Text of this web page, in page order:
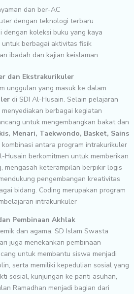
dan ber-AC
dengan teknologi terbaru
dengan koleksi buku yang kaya
berbagai aktivitas fisik
ibadah dan kajian keislaman
dan Ekstrakurikuler
unggulan yang masuk ke dalam
di SDI Al-Husain. Selain pelajaran
berbagai kegiatan
untuk mengembangkan bakat dan
Menari, Taekwondo, Basket, Sains
kombinasi antara program intrakurikuler
Husain berkomitmen untuk memberikan
mengasah keterampilan berpikir logis
pengembangan kreativitas
bidang. Coding merupakan program
intrakurikuler
Pembinaan Akhlak
dan agama, SD Islam Swasta
juga menekankan pembinaan
untuk membantu siswa menjadi
serta memiliki kepedulian sosial yang
sosial, kunjungan ke panti asuhan,
Ramadhan menjadi bagian dari